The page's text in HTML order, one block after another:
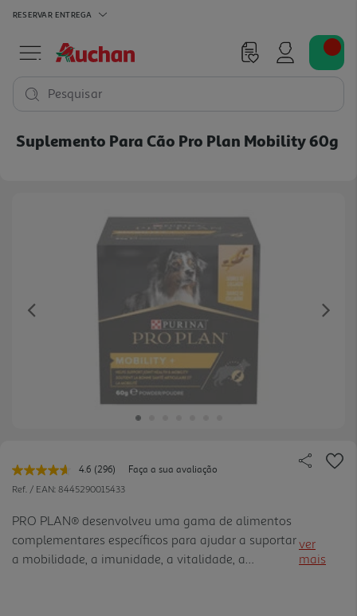
RESERVAR ENTREGA
Pesquisar
Suplemento Para Cão Pro Plan Mobility 60g
Previous
4.6 Leu
296
para
a
mesma
página.
(296)
Faça a sua avaliação
Ref. / EAN: 8445290015433
PRO PLAN® desenvolveu uma gama de alimentos
complementares específicos para ajudar a suportar
a mobilidade, a imunidade, a vitalidade, a
ver
mais